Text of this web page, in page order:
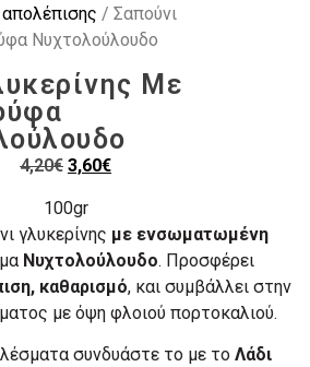
/ Σαπούνι
Νυχτολούλουδο
Με
4,20€ 3,60€
100gr
γλυκερίνης με ενσωματωμένη
Νυχτολούλουδο. Προσφέρει
καθαρισμό, και συμβάλλει στην
με όψη φλοιού πορτοκαλιού.
συνδυάστε το με το Λάδι